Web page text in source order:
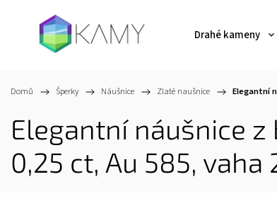
Drahé kameny
Domů / Šperky / Náušnice / Zlaté naušnice / Elegantní
Elegantní náušnice
0,25 ct, Au 585, vaha